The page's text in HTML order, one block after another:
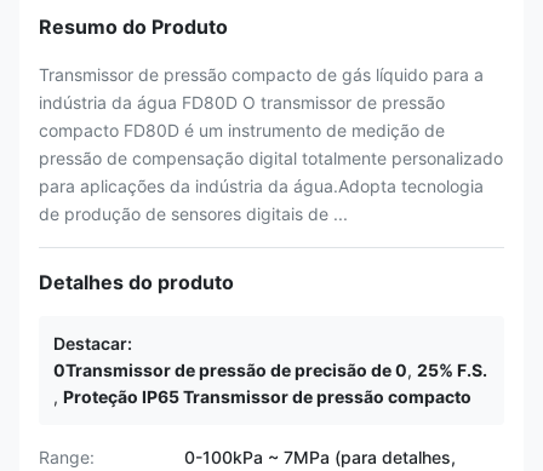
Resumo do Produto
Transmissor de pressão compacto de gás líquido para a
indústria da água FD80D O transmissor de pressão
compacto FD80D é um instrumento de medição de
pressão de compensação digital totalmente personalizado
para aplicações da indústria da água.Adopta tecnologia
de produção de sensores digitais de ...
Detalhes do produto
Destacar:
0Transmissor de pressão de precisão de 0, 25% F.S.
, Proteção IP65 Transmissor de pressão compacto
Range:
0-100kPa ~ 7MPa (para detalhes,